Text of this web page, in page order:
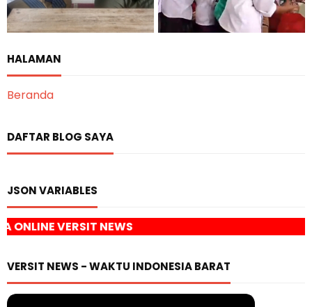
HALAMAN
Beranda
DAFTAR BLOG SAYA
JSON VARIABLES
VERSIT NEWS - WAKTU INDONESIA BARAT